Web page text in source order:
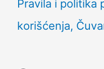
Pravila i politika
korišćenja,